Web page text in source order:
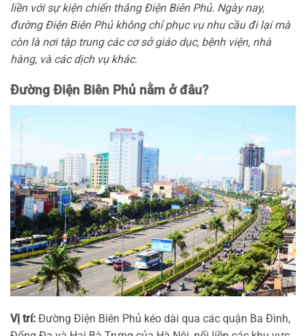
liền với sự kiện chiến thắng Điện Biên Phủ. Ngày nay,
đường Điện Biên Phủ không chỉ phục vụ nhu cầu đi lại mà
còn là nơi tập trung các cơ sở giáo dục, bệnh viện, nhà
hàng, và các dịch vụ khác.
Đường Điện Biên Phủ nằm ở đâu?
Vị trí: Đường Điện Biên Phủ kéo dài qua các quận Ba Đình,